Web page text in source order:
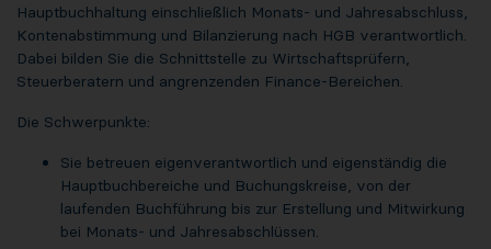
Hauptbuchhaltung einschließlich Monats- und Jahresabschluss,
Kontenabstimmung und Bilanzierung nach HGB verantwortlich.
Dabei bilden Sie die Schnittstelle zu Wirtschaftsprüfern,
Steuerberatern und angrenzenden Finance-Bereichen.
Die Schwerpunkte:
Sie betreuen eigenverantwortlich und eigenständig die
Hauptbuchbereiche und Buchungskreise, von der
laufenden Buchführung bis zur Erstellung und Mitwirkung
bei Monats- und Jahresabschlüssen.